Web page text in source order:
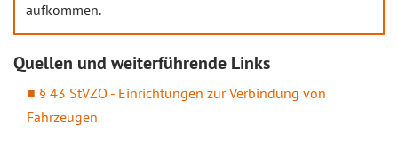
aufkommen.
Quellen und weiterführende Links
§ 43 StVZO - Einrichtungen zur Verbindung von
Fahrzeugen